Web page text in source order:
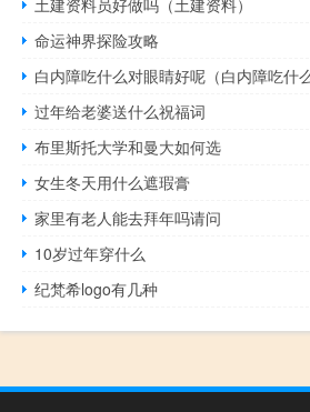
命运神界探险攻略
白内障吃什么对眼睛好呢（白内障吃什
过年给老婆送什么祝福词
布里斯托大学和曼大如何选
女生冬天用什么遮瑕膏
家里有老人能去拜年吗请问
10岁过年穿什么
纪梵希logo有几种